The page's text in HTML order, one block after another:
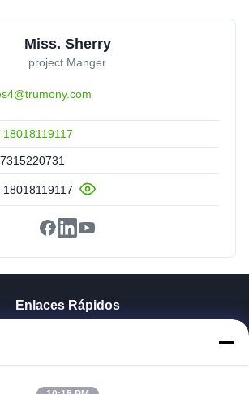
Miss. Sherry
project Manger
18018119117
18018119117
Enlaces Rápidos